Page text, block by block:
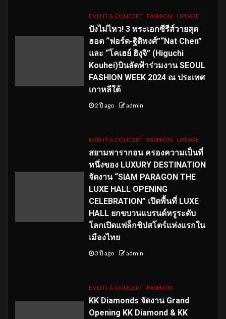
EVENT & CONCERT FASHION UPDATE
ปังไม่ไหว! 3 พระเอกซีรีส์วายสุด
ฮอต “ฟอร์ด-ฐิติพงศ์”“Nat Chen”
และ “โคเฮย์ ฮิงุจิ” (Higuchi
Kouhei)บินลัดฟ้าร่วมงาน SEOUL
FASHION WEEK 2024 ณ ประเทศ
เกาหลีใต้
2 ปี ago admin
EVENT & CONCERT FASHION UPDATE
สยามพารากอน ครองความเป็นที่
หนึ่งของ LUXURY DESTINATION
จัดงาน “SIAM PARAGON THE
LUXE HALL OPENING
CELEBRATION” เปิดพื้นที่ LUXE
HALL ยกขบวนแบรนด์หรูระดับ
โลกเปิดแฟล็กชิปสโตร์แห่งแรกใน
เมืองไทย
3 ปี ago admin
EVENT & CONCERT FASHION
KK Diamonds จัดงาน Grand
Opening KK Diamond & KK